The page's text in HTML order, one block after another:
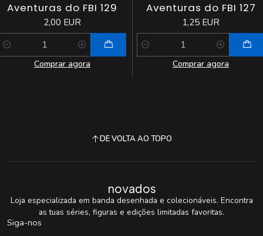
Aventuras do FBI 129
2,00 EUR
Comprar agora
Aventuras do FBI 127
1,25 EUR
Quantidade
Comprar agora
DE VOLTA AO TOPO
novados
Loja especializada em banda desenhada e colecionáveis. Encontra
as tuas séries, figuras e edições limitadas favoritas.
Siga-nos